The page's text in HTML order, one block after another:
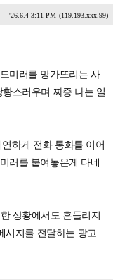
'26.6.4 3:11 PM (119.193.xxx.99)
미러를 망가뜨리는 사
스러우며 짜증 나는 일
하게 전화 통화를 이어
러를 붙여놓은게 다네
상황에서도 흔들리지
시지를 전달하는 광고